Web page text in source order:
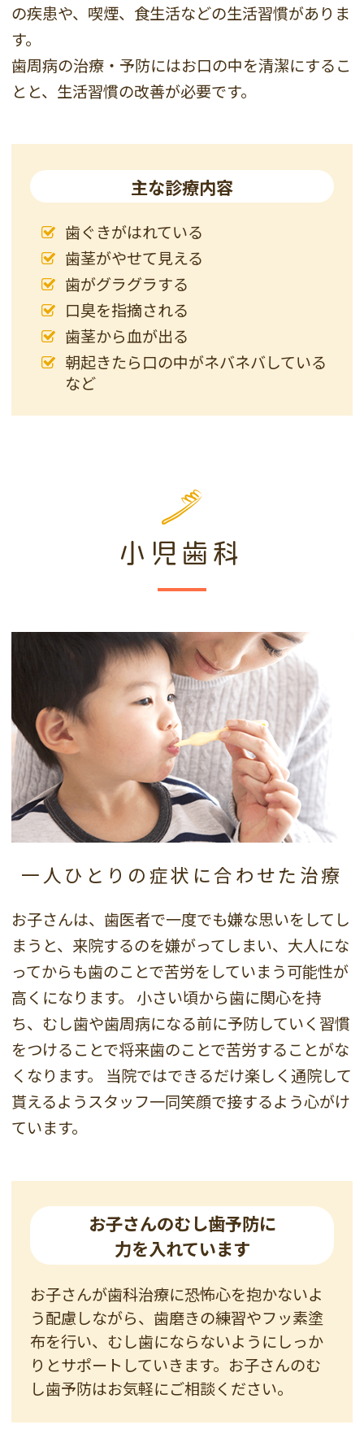
の疾患や、喫煙、食生活などの生活習慣がありま
す。
歯周病の治療・予防にはお口の中を清潔にするこ
とと、生活習慣の改善が必要です。
主な診療内容
歯ぐきがはれている
歯茎がやせて見える
歯がグラグラする
口臭を指摘される
歯茎から血が出る
朝起きたら口の中がネバネバしている
など
小児歯科
一人ひとりの症状に合わせた治療
お子さんは、歯医者で一度でも嫌な思いをしてし
まうと、来院するのを嫌がってしまい、大人にな
ってからも歯のことで苦労をしていまう可能性が
高くになります。 小さい頃から歯に関心を持
ち、むし歯や歯周病になる前に予防していく習慣
をつけることで将来歯のことで苦労することがな
くなります。
当院ではできるだけ楽しく通院して
貰えるようスタッフ一同笑顔で接するよう心がけ
ています。
お子さんのむし歯予防に
力を入れています
お子さんが歯科治療に恐怖心を抱かないよ
う配慮しながら、歯磨きの練習やフッ素塗
布を行い、むし歯にならないようにしっか
りとサポートしていきます。お子さんのむ
し歯予防はお気軽にご相談ください。